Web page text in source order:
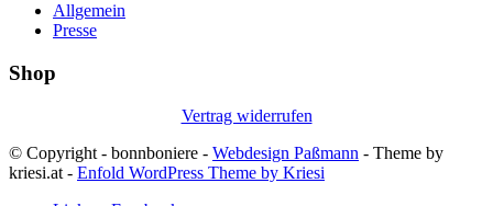
Allgemein
Presse
Shop
Vertrag widerrufen
© Copyright - bonnboniere - Webdesign Paßmann - Theme by
kriesi.at - Enfold WordPress Theme by Kriesi